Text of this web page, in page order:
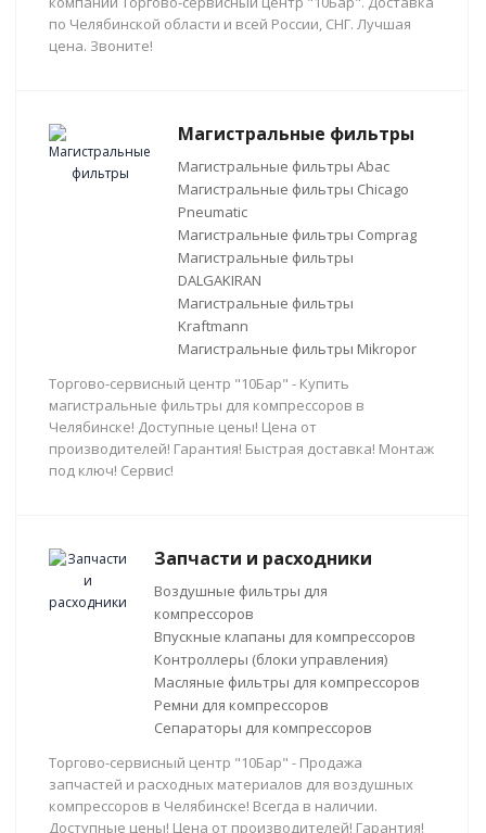
по Челябинской области и всей России, СНГ. Лучшая
цена. Звоните!
Магистральные фильтры
Магистральные фильтры Abac
Магистральные фильтры Chicago
Pneumatic
Магистральные фильтры Comprag
Магистральные фильтры
DALGAKIRAN
Магистральные фильтры
Kraftmann
Магистральные фильтры Mikropor
Торгово-сервисный центр "10Бар" - Купить
магистральные фильтры для компрессоров в
Челябинске! Доступные цены! Цена от
производителей! Гарантия! Быстрая доставка! Монтаж
под ключ! Сервис!
Запчасти и расходники
Воздушные фильтры для
компрессоров
Впускные клапаны для компрессоров
Контроллеры (блоки управления)
Масляные фильтры для компрессоров
Ремни для компрессоров
Сепараторы для компрессоров
Торгово-сервисный центр "10Бар" - Продажа
запчастей и расходных материалов для воздушных
компрессоров в Челябинске! Всегда в наличии.
Доступные цены! Цена от производителей! Гарантия!